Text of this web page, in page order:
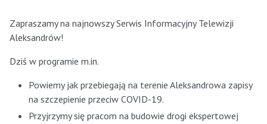
Zapraszamy na najnowszy Serwis Informacyjny Telewizji
Aleksandrów!
Dziś w programie m.in.
Powiemy jak przebiegają na terenie Aleksandrowa zapisy
na szczepienie przeciw COVID-19.
Przyjrzymy się pracom na budowie drogi ekspertowej